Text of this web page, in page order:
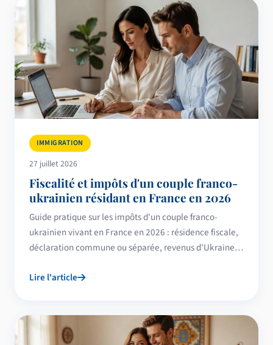
IMMIGRATION
27 juillet 2026
Fiscalité et impôts d'un couple franco-
ukrainien résidant en France en 2026
Guide pratique sur les impôts d'un couple franco-
ukrainien vivant en France en 2026 : résidence fiscale,
déclaration commune ou séparée, revenus d'Ukraine,
source et protection temporaire.
Lire l'article